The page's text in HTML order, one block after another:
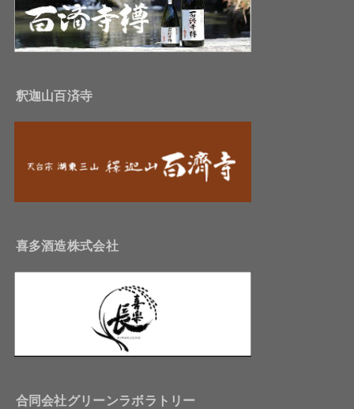
釈迦山百済寺
喜多酒造株式会社
合同会社グリーンラボラトリー